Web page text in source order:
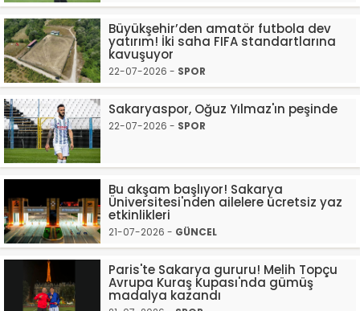
Büyükşehir’den amatör futbola dev
yatırım! İki saha FIFA standartlarına
kavuşuyor
22-07-2026 - SPOR
Sakaryaspor, Oğuz Yılmaz'ın peşinde
22-07-2026 - SPOR
Bu akşam başlıyor! Sakarya
Üniversitesi'nden ailelere ücretsiz yaz
etkinlikleri
21-07-2026 - GÜNCEL
Paris'te Sakarya gururu! Melih Topçu
Avrupa Kuraş Kupası'nda gümüş
madalya kazandı